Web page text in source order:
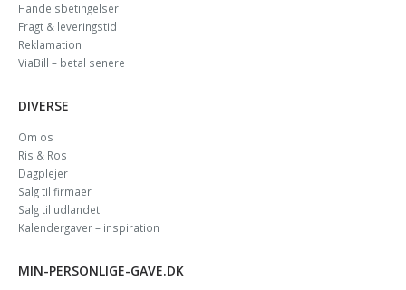
Handelsbetingelser
Fragt & leveringstid
Reklamation
ViaBill – betal senere
DIVERSE
Om os
Ris & Ros
Dagplejer
Salg til firmaer
Salg til udlandet
Kalendergaver – inspiration
MIN-PERSONLIGE-GAVE.DK